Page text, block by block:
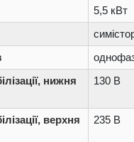
5,5 кВт
нижня
130 В
верхня
235 В